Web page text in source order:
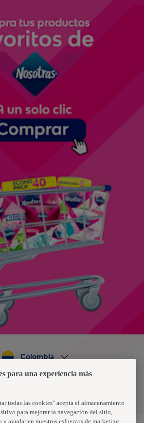
de privacidad de datos
Colombia
para una experiencia más
todas las cookies" acepta el almacenamiento
para mejorar la navegación del sitio,
ayudar en nuestros esfuerzos de marketing.